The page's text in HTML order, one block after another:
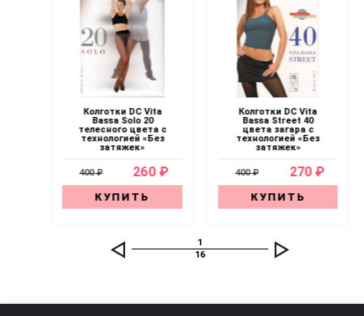
Колготки DC Vita
Bassa Solo 20
телесного цвета с
технологией «Без
затяжек»
400 ₽ 260 ₽
КУПИТЬ
Колготки DC Vita
Bassa Street 40
цвета загара с
технологией «Без
затяжек»
400 ₽ 270 ₽
КУПИТЬ
1
16